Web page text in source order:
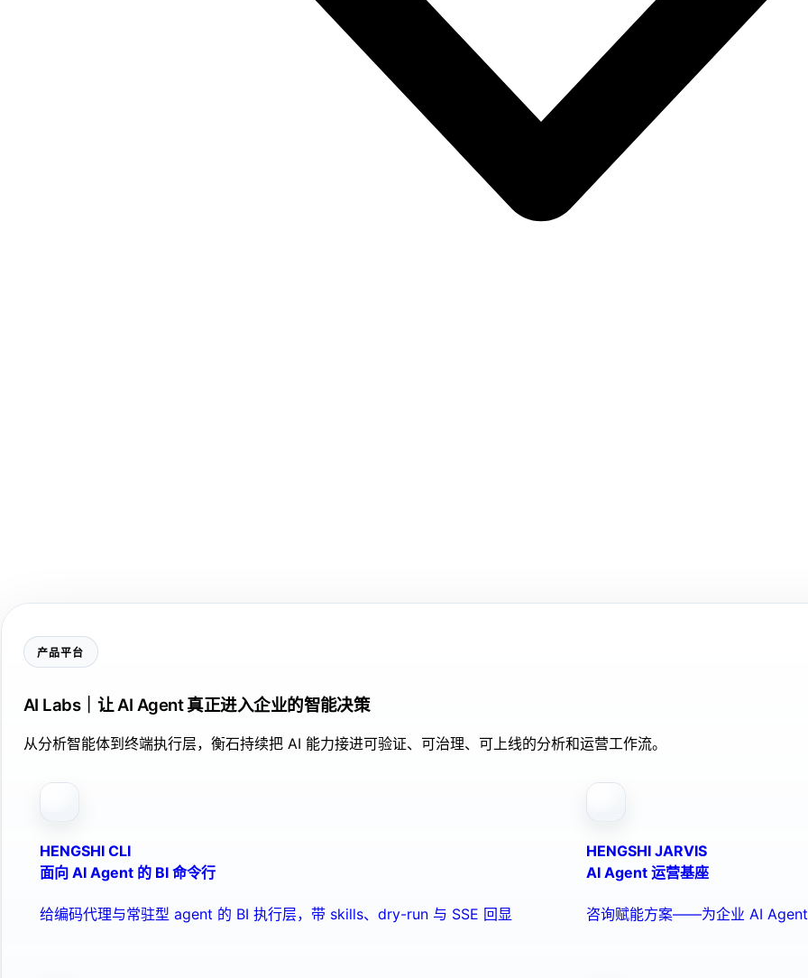
产品平台
AI Labs｜让 AI Agent 真正进入企业的智能决策
从分析智能体到终端执行层，衡石持续把 AI 能力接进可验证、可治理、可上线的分析和运营工作流。
HENGSHI CLI
面向 AI Agent 的 BI 命令行
给编码代理与常驻型 agent 的 BI 执行层，带 skills、dry-run 与 SSE 回显
HENGSHI JARVIS
AI Agent 运营基座
咨询赋能方案——为企业 AI Agent